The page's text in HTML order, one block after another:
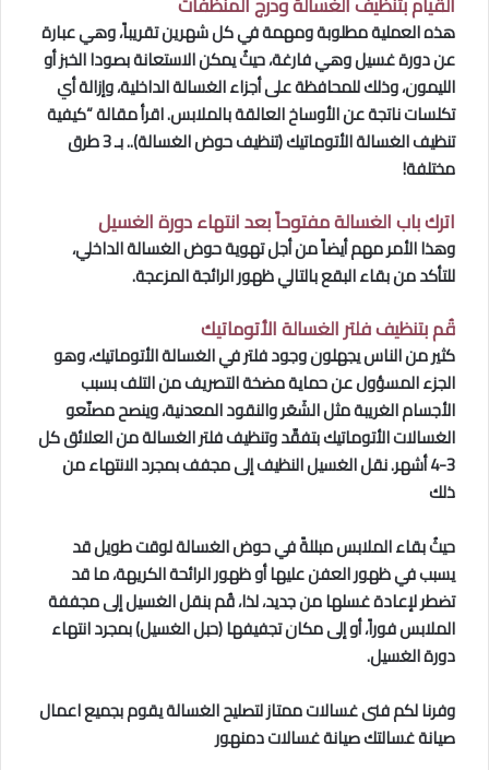
هذه العملية مطلوبة ومهمة في كل شهرين تقريباً، وهي عبارة
عن دورة غسيل وهي فارغة، حيثُ يمكن الاستعانة بصودا الخبز أو
الليمون، وذلك للمحافظة على أجزاء الغسالة الداخلية، وإزالة أي
تكلسات ناتجة عن الأوساخ العالقة بالملابس. اقرأ مقالة “كيفية
تنظيف الغسالة الأتوماتيك (تنظيف حوض الغسالة).. بـ 3 طرق
مختلفة!
اترك باب الغسالة مفتوحاً بعد انتهاء دورة الغسيل
وهذا الأمر مهم أيضاً من أجل تهوية حوض الغسالة الداخلي،
للتأكد من بقاء البقع بالتالي ظهور الرائجة المزعجة.
قُم بتنظيف فلتر الغسالة الأتوماتيك
كثير من الناس يجهلون وجود فلتر في الغسالة الأتوماتيك، وهو
الجزء المسؤول عن حماية مضخة التصريف من التلف بسبب
الأجسام الغريبة مثل الشَعَر والنقود المعدنية، وينصح مصنّعو
الغسالات الأتوماتيك بتفقّد وتنظيف فلتر الغسالة من العلائق كل
3-4 أشهر. نقل الغسيل النظيف إلى مجفف بمجرد الانتهاء من
ذلك
حيثُ بقاء الملابس مبللةً في حوض الغسالة لوقت طويل قد
يسبب في ظهور العفن عليها أو ظهور الرائحة الكريهة، ما قد
تضطر لإعادة غسلها من جديد، لذا، قُم بنقل الغسيل إلى مجففة
الملابس فوراً، أو إلى مكان تجفيفها (حبل الغسيل) بمجرد انتهاء
دورة الغسيل.
وفرنا لكم فنى غسالات ممتاز لتصليح الغسالة يقوم بجميع اعمال
صيانة غسالتك صيانة غسالات دمنهور